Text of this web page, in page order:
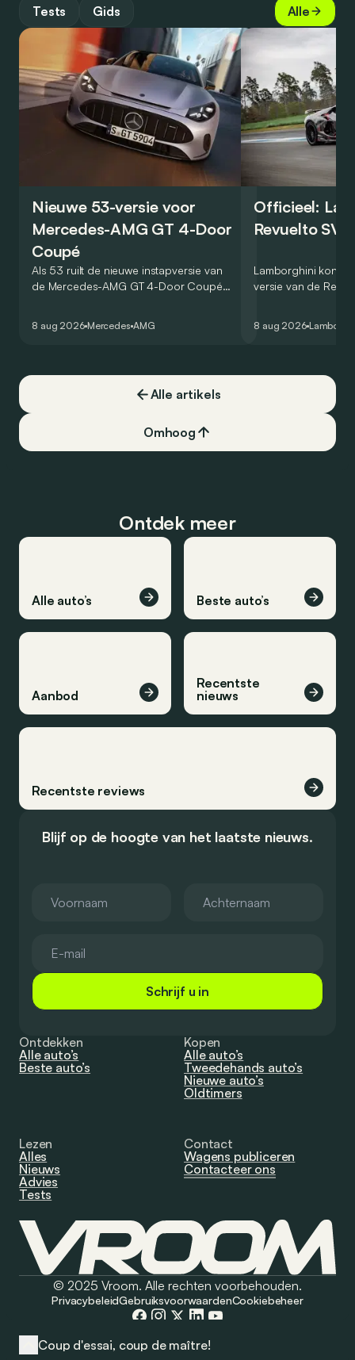
Coup d'essai, coup de maître!
Tests Gids Alle
Nieuwe 53-versie voor
Mercedes-AMG GT 4-Door
Coupé
Als 53 ruilt de nieuwe instapversie van
de Mercedes-AMG GT 4-Door Coupé
8 aug 2026 Mercedes AMG
Officieel:
Revuelto SV
Lamborghini
versie van de
een record voor
8 aug 2026
Alle artikels
Omhoog
Ontdek meer
Alle auto’s Beste auto’s
Aanbod
Recentste
nieuws
Recentste reviews
Blijf op de hoogte van het laatste nieuws.
Schrijf u in
Ontdekken
Alle auto’s
Beste auto’s
Kopen
Alle auto’s
Tweedehands auto’s
Nieuwe auto’s
Oldtimers
Lezen
Alles
Nieuws
Advies
Tests
Contact
Wagens publiceren
Contacteer ons
© 2025 Vroom. Alle rechten voorbehouden.
PrivacybeleidGebruiksvoorwaardenCookiebeheer